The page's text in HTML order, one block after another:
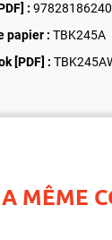
:
papier : TBK245A
[PDF] :
MÊME